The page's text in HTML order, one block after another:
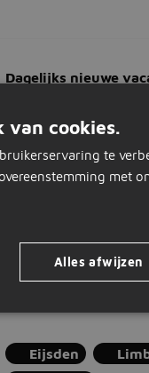
Dagelijks nieuwe
Op basis van jouw
Zet stop wanneer je
agrarisch-natuur,
Eijsden
van cookies.
te
met
Alles afwijzen